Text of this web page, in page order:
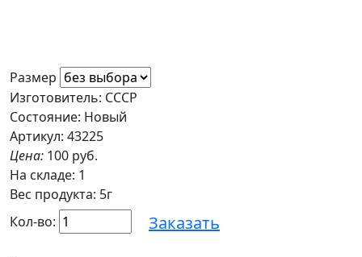
Размер
Изготовитель: СССР
Состояние: Новый
Артикул: 43225
Цена: 100 руб.
На складе: 1
Вес продукта: 5г
Кол-во:
Заказать